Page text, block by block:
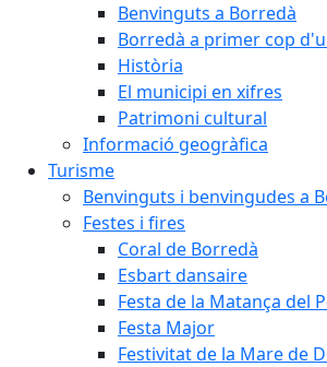
Benvinguts a Borredà
Borredà a primer cop
Història
El municipi en xifres
Patrimoni cultural
Informació geogràfica
Turisme
Benvinguts i benvingudes a
Festes i fires
Coral de Borredà
Esbart dansaire
Festa de la Matança del
Festa Major
Festivitat de la Mare de